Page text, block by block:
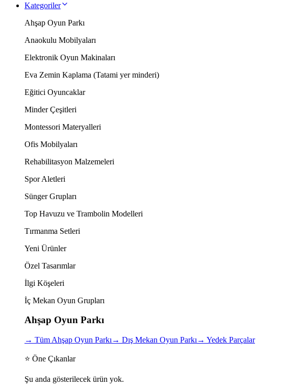
Kategoriler
Ahşap Oyun Parkı
Anaokulu Mobilyaları
Elektronik Oyun Makinaları
Eva Zemin Kaplama (Tatami yer minderi)
Eğitici Oyuncaklar
Minder Çeşitleri
Montessori Materyalleri
Ofis Mobilyaları
Rehabilitasyon Malzemeleri
Spor Aletleri
Sünger Grupları
Top Havuzu ve Trambolin Modelleri
Tırmanma Setleri
Yeni Ürünler
Özel Tasarımlar
İlgi Köşeleri
İç Mekan Oyun Grupları
Ahşap Oyun Parkı
→ Tüm Ahşap Oyun Parkı → Dış Mekan Oyun Parkı → Yedek Parçalar
⭐ Öne Çıkanlar
Şu anda gösterilecek ürün yok.